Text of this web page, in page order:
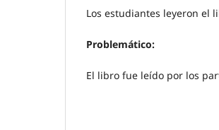
Los estudiantes leyeron el
Problemático:
El libro fue leído por los